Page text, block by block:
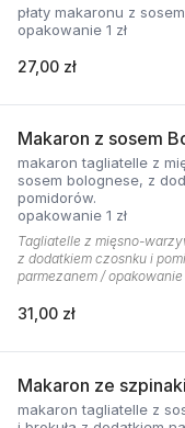
płaty makaronu z
opakowanie 1 zł
27,00 zł
Makaron z sosem
makaron tagliatelle z
sosem bolognese, z
pomidorów.
opakowanie 1 zł
Tagliatelle z mięsno-
z dodatkiem czosnku i
parmezanem / opakowanie
31,00 zł
Makaron ze
makaron tagliatelle z